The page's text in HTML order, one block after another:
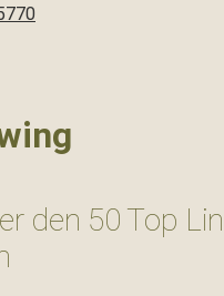
den 50 Top